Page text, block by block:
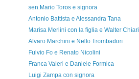
sen.Mario Toros e signora
Antonio Battista e Alessandra Tana
Marisa Merlini con la figlia e Walter Chiari
Alvaro Marchini e Nello Trombadori
Fulvio Fo e Renato Nicolini
Franca Valeri e Daniele Formica
Luigi Zampa con signora